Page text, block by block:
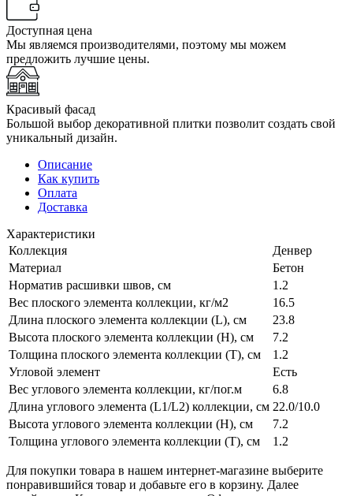
Доступная цена
Мы являемся производителями, поэтому мы можем
предложить лучшие цены.
Красивый фасад
Большой выбор декоративной плитки позволит создать свой
уникальный дизайн.
Описание
Как купить
Оплата
Доставка
Характеристики
Коллекция
Денвер
Материал
Бетон
Норматив расшивки швов, см
1.2
Вес плоского элемента коллекции, кг/м2
16.5
Длина плоского элемента коллекции (L), см
23.8
Высота плоского элемента коллекции (H), см
7.2
Толщина плоского элемента коллекции (T), см
1.2
Угловой элемент
Есть
Вес углового элемента коллекции, кг/пог.м
6.8
Длина углового элемента (L1/L2) коллекции, см 22.0/10.0
Высота углового элемента коллекции (H), см
7.2
Толщина углового элемента коллекции (T), см
1.2
Для покупки товара в нашем интернет-магазине выберите
понравившийся товар и добавьте его в корзину. Далее